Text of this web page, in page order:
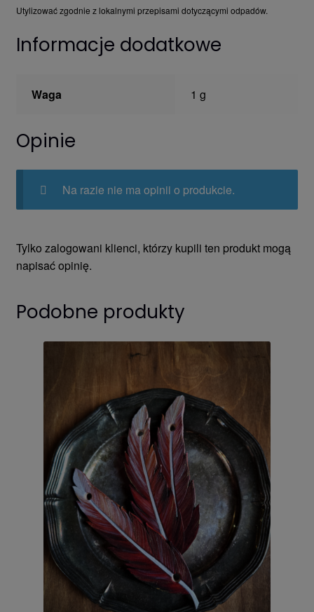
Utylizować zgodnie z lokalnymi przepisami dotyczącymi odpadów.
Informacje dodatkowe
Waga 1 g
Opinie
Na razie nie ma opinii o produkcie.
Tylko zalogowani klienci, którzy kupili ten produkt mogą
napisać opinię.
Podobne produkty